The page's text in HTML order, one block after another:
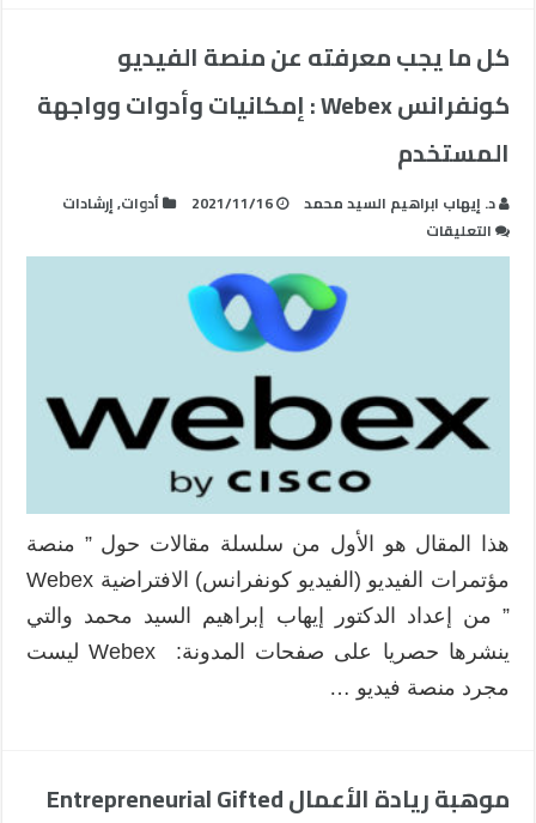
كل ما يجب معرفته عن منصة الفيديو
كونفرانس Webex : إمكانيات وأدوات وواجهة
المستخدم
د. إيهاب ابراهيم السيد محمد 2021/11/16 أدوات,إرشادات
التعليقات
كل
منصة
الفيديو
كونفرانس
إمكانيات
وأدوات
وواجهة
المستخدم
مغلقة
هذا المقال هو الأول من سلسلة مقالات حول ” منصة
مؤتمرات الفيديو (الفيديو كونفرانس) الافتراضية Webex
” من إعداد الدكتور إيهاب إبراهيم السيد محمد والتي
ينشرها حصريا على صفحات المدونة: Webex ليست
مجرد منصة فيديو …
موهبة ريادة الأعمال Entrepreneurial Gifted